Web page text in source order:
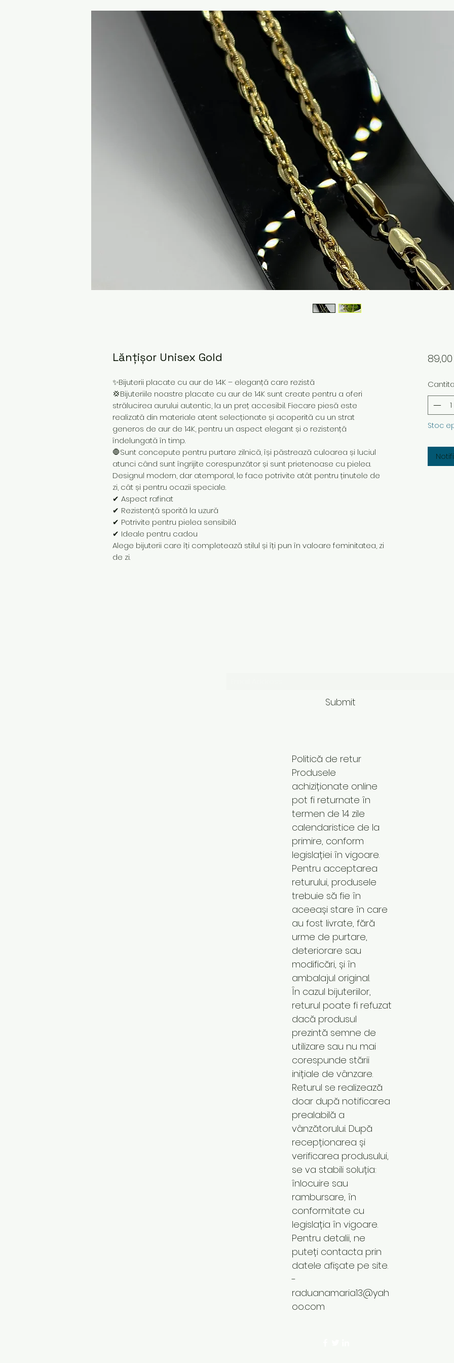
Lănțișor Unisex Gold
✨Bijuterii placate cu aur de 14K – eleganță care rezistă
💢Bijuteriile noastre placate cu aur de 14K sunt create pentru a oferi
strălucirea aurului autentic, la un preț accesibil. Fiecare piesă este
realizată din materiale atent selecționate și acoperită cu un strat
generos de aur de 14K, pentru un aspect elegant și o rezistență
îndelungată în timp.
🛑Sunt concepute pentru purtare zilnică, își păstrează culoarea și luciul
atunci când sunt îngrijite corespunzător și sunt prietenoase cu pielea.
Designul modern, dar atemporal, le face potrivite atât pentru ținutele de
zi, cât și pentru ocazii speciale.
✔ Aspect rafinat
✔ Rezistență sporită la uzură
✔ Potrivite pentru pielea sensibilă
✔ Ideale pentru cadou
Alege bijuterii care îți completează stilul și îți pun în valoare feminitatea, zi
de zi.
Stoc
Submit
Politică de retur
Produsele
achiziționate online
pot fi returnate în
termen de 14 zile
calendaristice de la
primire, conform
legislației în vigoare.
Pentru acceptarea
returului, produsele
trebuie să fie în
aceeași stare în care
au fost livrate, fără
urme de purtare,
deteriorare sau
modificări, și în
ambalajul original.
În cazul bijuteriilor,
returul poate fi refuzat
dacă produsul
prezintă semne de
utilizare sau nu mai
corespunde stării
inițiale de vânzare.
Returul se realizează
doar după notificarea
prealabilă a
vânzătorului. După
recepționarea și
verificarea produsului,
se va stabili soluția:
înlocuire sau
rambursare, în
conformitate cu
legislația în vigoare.
Pentru detalii, ne
puteți contacta prin
datele afișate pe site.
-
raduanamaria13@yah
oo.com